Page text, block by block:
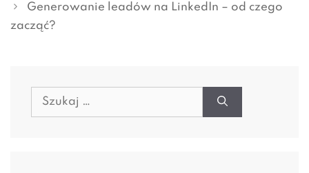
Generowanie leadów na LinkedIn – od czego
zacząć?
Szukaj: